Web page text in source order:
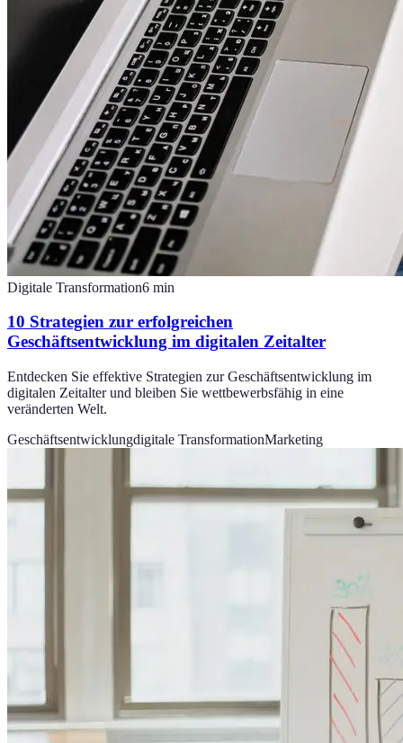
Digitale Transformation6 min
10 Strategien zur erfolgreichen
Geschäftsentwicklung im digitalen Zeitalter
Entdecken Sie effektive Strategien zur Geschäftsentwicklung im
digitalen Zeitalter und bleiben Sie wettbewerbsfähig in eine
veränderten Welt.
Geschäftsentwicklungdigitale TransformationMarketing